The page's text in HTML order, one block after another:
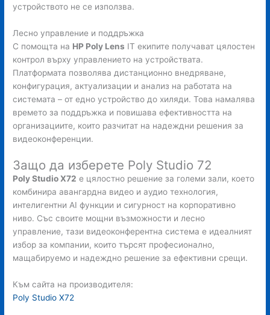
устройството не се използва.
Лесно управление и поддръжка
С помощта на HP Poly Lens IT екипите получават цялостен
контрол върху управлението на устройствата.
Платформата позволява дистанционно внедряване,
конфигурация, актуализации и анализ на работата на
системата – от едно устройство до хиляди. Това намалява
времето за поддръжка и повишава ефективността на
организациите, които разчитат на надеждни решения за
видеоконференции.
Защо да изберете Poly Studio 72
Poly Studio X72 е цялостно решение за големи зали, което
комбинира авангардна видео и аудио технология,
интелигентни AI функции и сигурност на корпоративно
ниво. Със своите мощни възможности и лесно
управление, тази видеоконферентна система е идеалният
избор за компании, които търсят професионално,
мащабируемо и надеждно решение за ефективни срещи.
Към сайта на производителя:
Poly Studio X72